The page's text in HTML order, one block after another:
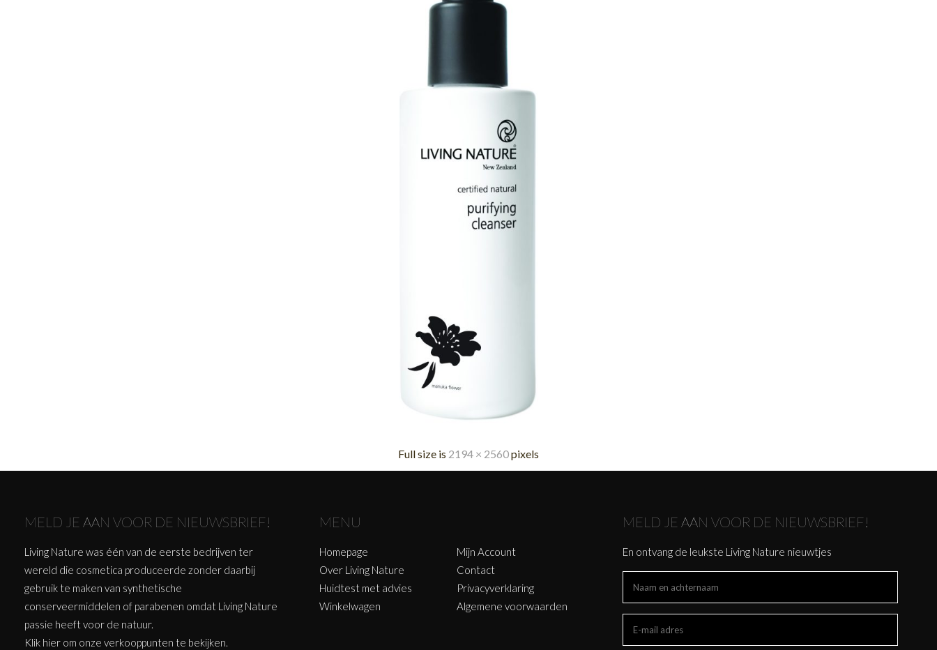
Full size is 2194 × 2560pixels
MELD JE AAN VOOR DE NIEUWSBRIEF!
Living Nature was één van de eerste bedrijven ter
wereld die cosmetica produceerde zonder daarbij
gebruik te maken van synthetische
conserveermiddelen of parabenen omdat Living Nature
passie heeft voor de natuur.
Klik hier om onze verkooppunten te bekijken.
MENU
Homepage
Over Living Nature
Huidtest met advies
Winkelwagen
Mijn Account
Contact
Privacyverklaring
Algemene voorwaarden
MELD JE AAN VOOR DE NIEUWSBRIEF!
En ontvang de leukste Living Nature nieuwtjes